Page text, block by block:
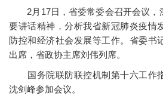
2月17日，省委常委会召开会议，
要讲话精神，分析我省新冠肺炎疫情
防控和经济社会发展等工作。省委书
出席，省政协主席刘伟列席。
国务院联防联控机制第十六工作
沈剑峰参加会议。